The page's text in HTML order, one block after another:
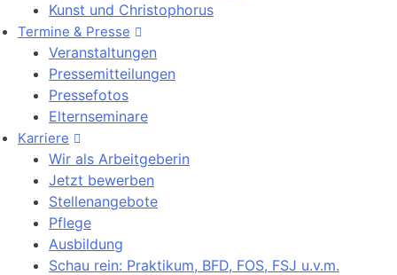
Kunst und Christophorus
Termine & Presse
Veranstaltungen
Pressemitteilungen
Pressefotos
Elternseminare
Karriere
Wir als Arbeitgeberin
Jetzt bewerben
Stellenangebote
Pflege
Ausbildung
Schau rein: Praktikum, BFD, FOS, FSJ u.v.m.